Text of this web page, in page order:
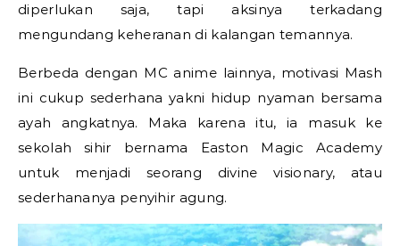
diperlukan saja, tapi aksinya terkadang
mengundang keheranan di kalangan temannya.
Berbeda dengan MC anime lainnya, motivasi Mash
ini cukup sederhana yakni hidup nyaman bersama
ayah angkatnya. Maka karena itu, ia masuk ke
sekolah sihir bernama Easton Magic Academy
untuk menjadi seorang divine visionary, atau
sederhananya penyihir agung.